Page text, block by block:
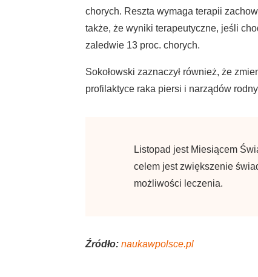
chorych. Reszta wymaga terapii
także, że wyniki terapeutyczne, jeśli
zaledwie 13 proc. chorych.
Sokołowski zaznaczył również, że
profilaktyce raka piersi i narządów
Listopad jest Miesiącem
celem jest zwiększenie
możliwości leczenia.
Źródło: naukawpolsce.pl